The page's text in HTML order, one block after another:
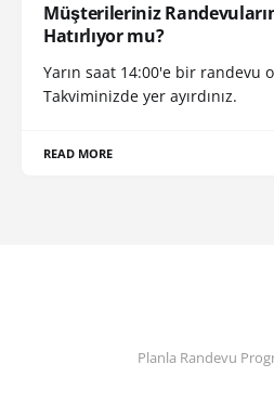
Müşterileriniz
Hatırlıyor mu?
Yarın saat 14:00'e bir randevu
Takviminizde yer ayırdınız.
READ MORE
Planla Randevu